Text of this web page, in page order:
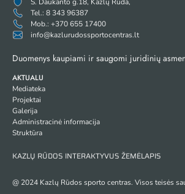
Tel.: 8 343 96387
Mob.: +370 655 17400
info@kazlurudossportocentras.lt
Duomenys kaupiami ir saugomi juridinių
AKTUALU
Mediateka
Projektai
Galerija
Administracinė informacija
Struktūra
KAZLŲ RŪDOS INTERAKTYVUS ŽEMĖLAPIS
@ 2024 Kazlų Rūdos sporto centras. Visos teisės